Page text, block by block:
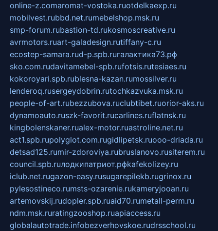
online-z.comaromat-vostoka.ruotdelkaexp.ru
mobilvest.rubbd.net.rumebelshop.msk.ru
smp-forum.rubastion-td.rukosmoscreative.ru
avrmotors.ruart-galadesign.rutiffany-c.ru
ecostep-samara.rud-p.spb.ruгалактика73.рф
sko.com.rudavitamebel-spb.rufotsis.rutesiaes.ru
kokoroyari.spb.rublesna-kazan.rumossilver.ru
lenderoq.rusergeydobrin.rutochkazvuka.msk.ru
people-of-art.rubezzubova.ruclubtibet.ruorior-aks.ru
dynamoauto.ruszk-favorit.rucarlines.ruflatnsk.ru
kingbolenskaner.rualex-motor.ruastroline.net.ru
act1.spb.rupolyglot.com.rugidlipetsk.ruooo-driada.ru
detsad125.rumir-zdoroviya.rubruslanovo.rusiterem.ru
council.spb.ruлодкипатриот.рфkafekolizey.ru
iclub.net.rugazon-easy.rusugarepilekb.rugrinox.ru
pylesostineco.rumsts-ozarenie.rukameryjooan.ru
artemovskij.rudopler.spb.ruaid70.rumetall-perm.ru
ndm.msk.ruratingzooshop.ruapiaccess.ru
globalautotrade.infobezverhovskoe.rudrsschool.ru